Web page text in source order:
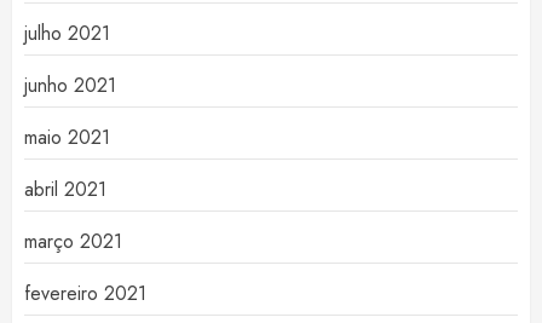
julho 2021
junho 2021
maio 2021
abril 2021
março 2021
fevereiro 2021